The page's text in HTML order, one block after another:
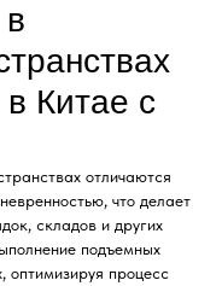
в Китае с
отличаются
что делает
складов и других
подъемных
оптимизируя процесс